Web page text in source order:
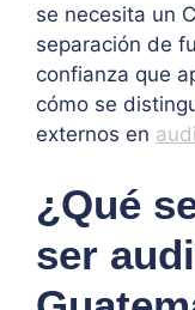
se necesita un
separación de
confianza que
cómo se
externos en
¿Qué
ser